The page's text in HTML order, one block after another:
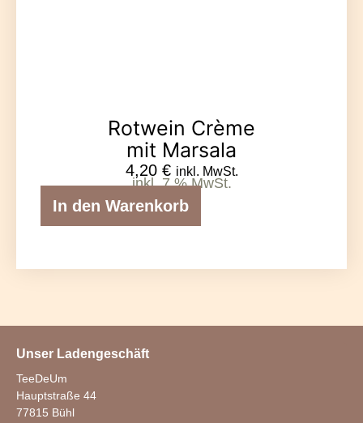
Rotwein Crème
mit Marsala
4,20 € inkl. MwSt.
inkl. 7 % MwSt.
In den Warenkorb
Unser Ladengeschäft
TeeDeUm
Hauptstraße 44
77815 Bühl